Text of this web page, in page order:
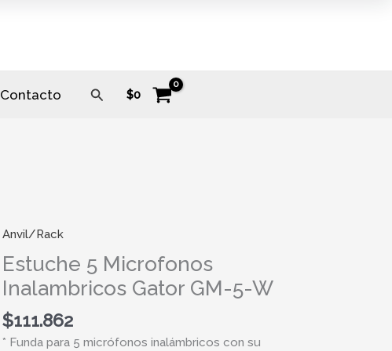
Contacto Buscar
$0
Anvil/Rack
Estuche 5 Microfonos
Inalambricos Gator GM-5-W
$111.862
* Funda para 5 micrófonos inalámbricos con su
Estuche
5
Microfonos
Inalambricos
Gator
GM-